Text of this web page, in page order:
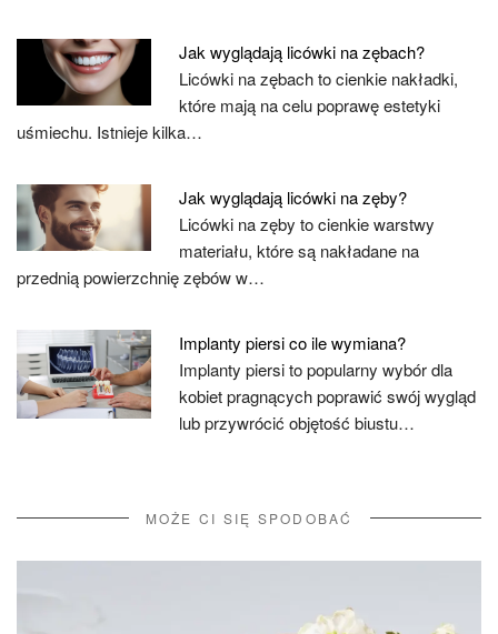
Jak wyglądają licówki na zębach?
Licówki na zębach to cienkie nakładki,
które mają na celu poprawę estetyki
uśmiechu. Istnieje kilka…
Jak wyglądają licówki na zęby?
Licówki na zęby to cienkie warstwy
materiału, które są nakładane na
przednią powierzchnię zębów w…
Implanty piersi co ile wymiana?
Implanty piersi to popularny wybór dla
kobiet pragnących poprawić swój wygląd
lub przywrócić objętość biustu…
MOŻE CI SIĘ SPODOBAĆ